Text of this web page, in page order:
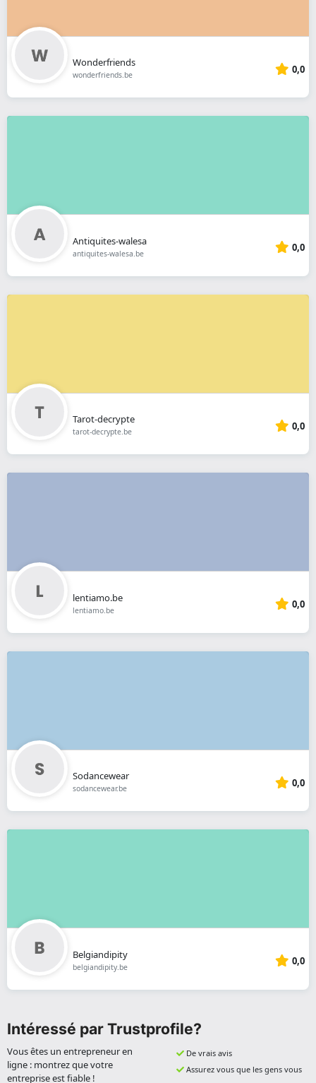
Wonderfriends
wonderfriends.be 0,0
Antiquites-walesa
antiquites-walesa.be 0,0
Tarot-decrypte
tarot-decrypte.be 0,0
lentiamo.be
lentiamo.be 0,0
Sodancewear
sodancewear.be 0,0
Belgiandipity
belgiandipity.be 0,0
Intéressé par Trustprofile?
Vous êtes un entrepreneur en
ligne : montrez que votre
entreprise est fiable !
De vrais avis
Assurez vous que les gens vous